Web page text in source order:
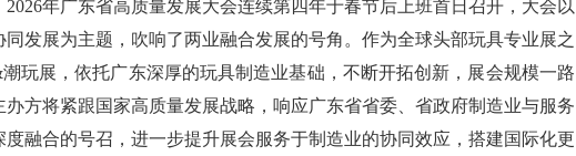
2026年广东省高质量发展大会连续第四年于春节后上班首日召开，大会以
同发展为主题，吹响了两业融合发展的号角。作为全球头部玩具专业展之
玩展，依托广东深厚的玩具制造业基础，不断开拓创新，展会规模一路
办方将紧跟国家高质量发展战略，响应广东省省委、省政府制造业与服务
度融合的号召，进一步提升展会服务于制造业的协同效应，搭建国际化更